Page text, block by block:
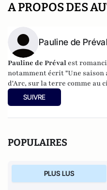
A PROPOS DES
Pauline de Préval
Pauline de Préval est
notamment écrit "Une saison
d'Arc, sur la terre comme au
Renaissance), "L'Or du
"Dictionnaire amoureux des
SUIVRE
POPULAIRES
PLUS LUS